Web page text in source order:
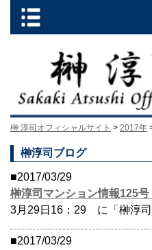
榊 淳司オフィシャルサイト > 2017年
榊淳司ブログ
■2017/03/29
榊淳司マンション情報125
3月29日16：29 に「榊淳
■2017/03/29